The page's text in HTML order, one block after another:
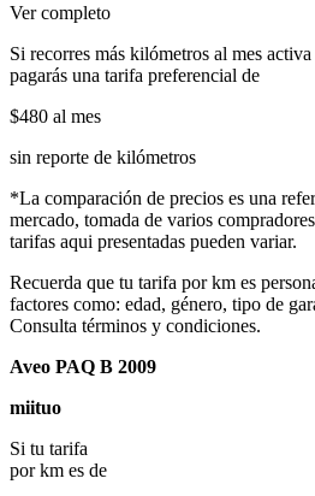
Ver completo
Si recorres más kilómetros al mes
pagarás una tarifa preferencial de
$480 al mes
sin reporte de kilómetros
*La comparación de precios es una
mercado, tomada de varios
tarifas aqui presentadas pueden variar.
Recuerda que tu tarifa por km es
factores como: edad, género, tipo de
Consulta términos y condiciones.
Aveo PAQ B 2009
miituo
Si tu tarifa
por km es de